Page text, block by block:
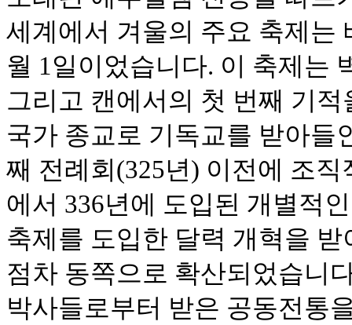
세계에서 겨울의 주요 축제는
월 1일이었습니다. 이 축제는
그리고 캔에서의 첫 번째 기
국가 종교로 기독교를 받아들
째 전례회(325년) 이전에 조
에서 336년에 도입된 개별적
축제를 도입한 달력 개혁을
점차 동쪽으로 확산되었습니
박사들로부터 받은 공동전통